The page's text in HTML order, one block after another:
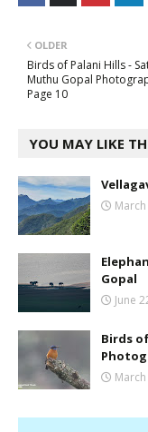
OLDER
Birds of Palani Hills -
Muthu Gopal
Page 10
YOU MAY LIKE
Gopal
June
Birds